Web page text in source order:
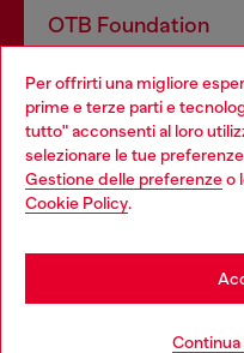
Per offrirti una migliore
prime e terze parti e
tutto" acconsenti al loro
selezionare le tue
Gestione delle preferenzeo
Cookie Policy.
OTB Foundation
profit del gruppo OTB
giovani, donne,
Choose your location
You are currently browsing
be based in United States